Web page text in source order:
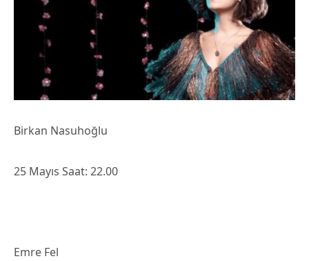
Birkan Nasuhoğlu
25 Mayıs Saat: 22.00
Emre Fel